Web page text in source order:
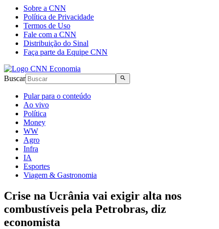
Sobre a CNN
Política de Privacidade
Termos de Uso
Fale com a CNN
Distribuição do Sinal
Faça parte da Equipe CNN
Buscar
Pular para o conteúdo
Ao vivo
Política
Money
WW
Agro
Infra
IA
Esportes
Viagem & Gastronomia
Crise na Ucrânia vai exigir alta nos
combustíveis pela Petrobras, diz
economista